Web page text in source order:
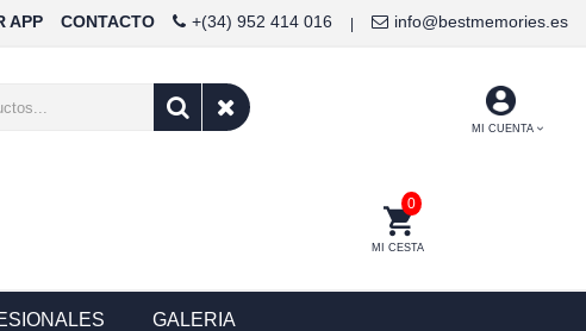
info@bestmemories.es
+(34) 952 414 016
CONTACTO
APP
MI CUENTA
MI CESTA
0
GALERIA